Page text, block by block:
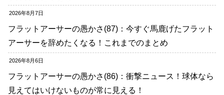
2026年8月7日
フラットアーサーの愚かさ(87)：今すぐ馬鹿げたフラット
アーサーを辞めたくなる！これまでのまとめ
2026年8月6日
フラットアーサーの愚かさ(86)：衝撃ニュース！球体なら
見えてはいけないものが常に見える！